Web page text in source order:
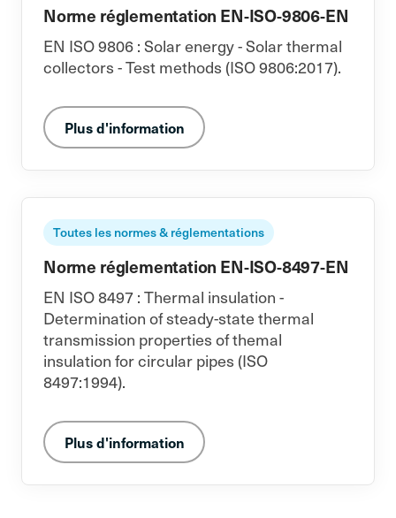
Norme réglementation EN-ISO-9806-EN
EN ISO 9806 : Solar energy - Solar thermal
collectors - Test methods (ISO 9806:2017).
Plus d'information
Toutes les normes & réglementations
Norme réglementation EN-ISO-8497-EN
EN ISO 8497 : Thermal insulation -
Determination of steady-state thermal
transmission properties of themal
insulation for circular pipes (ISO
8497:1994).
Plus d'information